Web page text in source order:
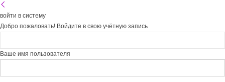
войти в систему
Добро пожаловать! Войдите в свою учётную запись
Ваше имя пользователя